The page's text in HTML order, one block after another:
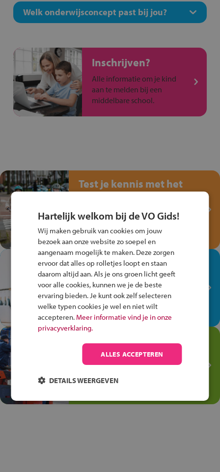
Welk onderwijsconcept past bij jou?
Inschrijven?
Alle informatie om je kind
aan te melden bij een
middelbare school.
Test je kennis met het
Fiets Veilig
Speel het Fiets Veilig Verkeersspel
en win een Cortina-fiets!
In de winkel ben je op je
plek!
Ontdek via het vmbo jouw talent
op de winkelvloer, waar elke dag
anders is!
Jouw talent in de
Transport en Logistiek
Kies voor vmbo Transport en
logistiek: daar kun je mee
Hartelijk welkom bij de VO Gids!
Wij maken gebruik van cookies om jouw
bezoek aan onze website zo soepel en
aangenaam mogelijk te maken. Deze zorgen
ervoor dat alles op rolletjes loopt en staan
daarom altijd aan. Als je ons groen licht geeft
voor alle cookies, kunnen we je de beste
ervaring bieden. Je kunt ook zelf selecteren
welke typen cookies je wel en niet wilt
accepteren. Meer informatie vind je in onze
privacyverklaring.
ALLES ACCEPTEREN
DETAILS WEERGEVEN